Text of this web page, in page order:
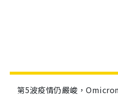
第5波疫情仍嚴峻，